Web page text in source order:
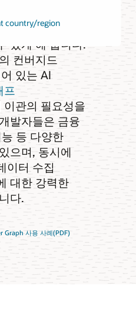
country/region
고리를 찾고
있게 해 줍니다.
컨버지드
있는 AI
프
이관의 필요성을
발자들은 금융
등 다양한
으며, 동시에
이터 수집
대한 강력한
다.
Graph 사용 사례(PDF)